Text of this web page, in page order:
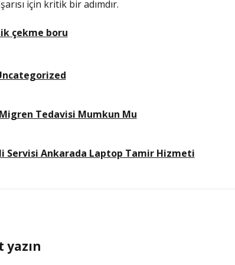
için kritik bir adımdır.
çekme boru
Tedavisi Mumkun Mu
Servisi Ankarada Laptop Tamir Hizmeti
yazın